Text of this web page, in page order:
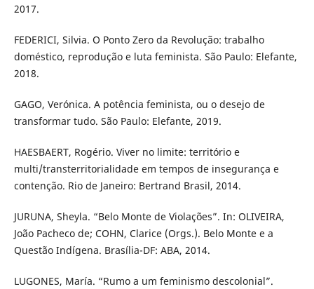
2017.
FEDERICI, Silvia. O Ponto Zero da Revolução: trabalho
doméstico, reprodução e luta feminista. São Paulo: Elefante,
2018.
GAGO, Verónica. A potência feminista, ou o desejo de
transformar tudo. São Paulo: Elefante, 2019.
HAESBAERT, Rogério. Viver no limite: território e
multi/transterritorialidade em tempos de insegurança e
contenção. Rio de Janeiro: Bertrand Brasil, 2014.
JURUNA, Sheyla. “Belo Monte de Violações”. In: OLIVEIRA,
João Pacheco de; COHN, Clarice (Orgs.). Belo Monte e a
Questão Indígena. Brasília-DF: ABA, 2014.
LUGONES, María. “Rumo a um feminismo descolonial”.